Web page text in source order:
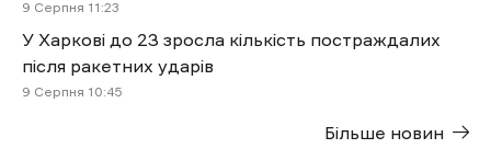
9 Cерпня 11:23
У Харкові до 23 зросла кількість постраждалих
після ракетних ударів
9 Cерпня 10:45
Більше новин